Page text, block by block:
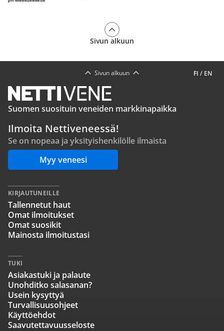
Sivun alkuun
FI / EN
Sivun alkuun
Suomen suosituin veneiden markkinapaikka
Ilmoita Nettiveneessä!
Se on nopeaa ja yksityishenkilölle ilmaista
Myy veneesi
KIRJAUTUNEILLE
Tallennetut haut
Omat ilmoitukset
Omat suosikit
Mainosta ilmoitustasi
TUKI
Asiakastuki ja palaute
Unohditko salasanan?
Usein kysyttyä
Turvallisuusohjeet
Käyttöehdot
Saavutettavuusseloste